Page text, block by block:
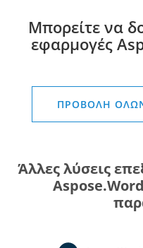
Μπορείτε να
εφαρμογές
ΠΡΟΒΟΛΉ
Άλλες λύσεις